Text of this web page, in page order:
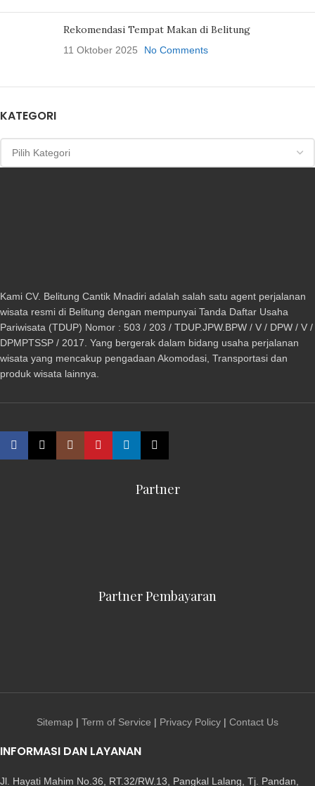
Rekomendasi Tempat Makan di Belitung
11 Oktober 2025 No Comments
KATEGORI
Kami CV. Belitung Cantik Mnadiri adalah salah satu agent perjalanan
wisata resmi di Belitung dengan mempunyai Tanda Daftar Usaha
Pariwisata (TDUP) Nomor : 503 / 203 / TDUP.JPW.BPW / V / DPW / V /
DPMPTSSP / 2017. Yang bergerak dalam bidang usaha perjalanan
wisata yang mencakup pengadaan Akomodasi, Transportasi dan
produk wisata lainnya.
Partner
Partner Pembayaran
Sitemap | Term of Service | Privacy Policy | Contact Us
INFORMASI DAN LAYANAN
Jl. Hayati Mahim No.36, RT.32/RW.13, Pangkal Lalang, Tj. Pandan,